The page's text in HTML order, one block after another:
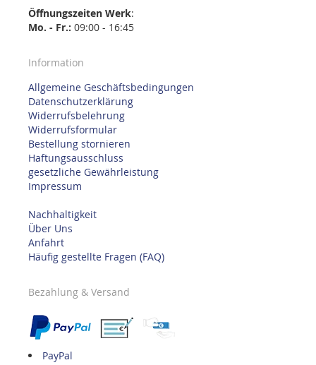
Öffnungszeiten Werk:
Mo. - Fr.: 09:00 - 16:45
Information
Allgemeine Geschäftsbedingungen
Datenschutzerklärung
Widerrufsbelehrung
Widerrufsformular
Bestellung stornieren
Haftungsausschluss
gesetzliche Gewährleistung
Impressum
Nachhaltigkeit
Über Uns
Anfahrt
Häufig gestellte Fragen (FAQ)
Bezahlung & Versand
PayPal